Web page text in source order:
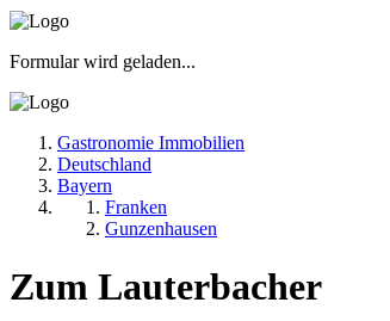
Formular wird geladen...
Gastronomie Immobilien
Deutschland
Bayern
Franken
Gunzenhausen
Zum Lauterbacher